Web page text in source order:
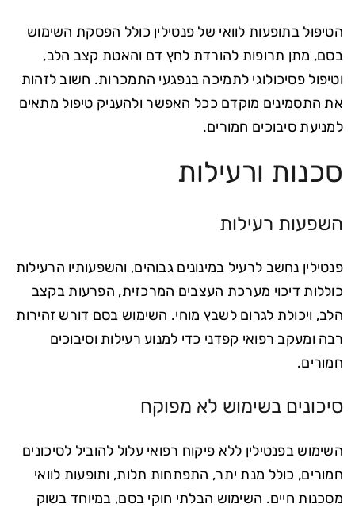
הטיפול בתופעות לוואי של פנטילין כולל הפסקת השימוש
בסם, מתן תרופות להורדת לחץ דם והאטת קצב הלב,
וטיפול פסיכולוגי לתמיכה בנפגעי התמכרות. חשוב לזהות
את התסמינים מוקדם ככל האפשר ולהעניק טיפול מתאים
למניעת סיבוכים חמורים.
סכנות ורעילות
השפעות רעילות
פנטילין נחשב לרעיל במינונים גבוהים, והשפעותיו הרעילות
כוללות דיכוי מערכת העצבים המרכזית, הפרעות בקצב
הלב, ויכולת לגרום לשבץ מוחי. השימוש בסם דורש זהירות
רבה ומעקב רפואי קפדני כדי למנוע רעילות וסיבוכים
חמורים.
סיכונים בשימוש לא מפוקח
השימוש בפנטילין ללא פיקוח רפואי עלול להוביל לסיכונים
חמורים, כולל מנת יתר, התפתחות תלות, ותופעות לוואי
מסכנות חיים. השימוש הבלתי חוקי בסם, במיוחד בשוק